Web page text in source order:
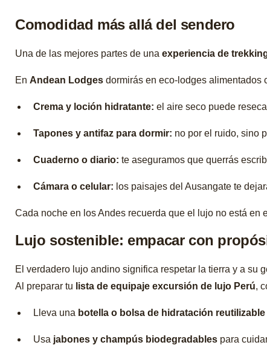
Comodidad más allá del sendero
Una de las mejores partes de una experiencia de
En Andean Lodges dormirás en eco-lodges alimentados
Crema y loción hidratante: el aire seco puede
Tapones y antifaz para dormir: no por el ruido, sino
Cuaderno o diario: te aseguramos que querrás
Cámara o celular: los paisajes del Ausangate te
Cada noche en los Andes recuerda que el lujo no está
Lujo sostenible: empacar con
El verdadero lujo andino significa respetar la tierra y a su
Al preparar tu lista de equipaje excursión de lujo Perú,
Lleva una botella o bolsa de hidratación reutilizable
Usa jabones y champús biodegradables para